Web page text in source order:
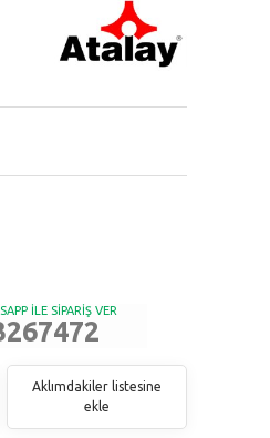
İLE SİPARİŞ VER
Aklımdakiler listesine
ekle